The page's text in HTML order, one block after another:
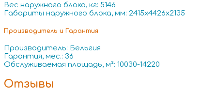
Вес наружного блока, кг: 5146
Габариты наружного блока, мм: 2415x4426x2135
Производитель и Гарантия
Производитель: Бельгия
Гарантия, мес.: 36
Обслуживаемая площадь, м²: 10030-14220
Отзывы